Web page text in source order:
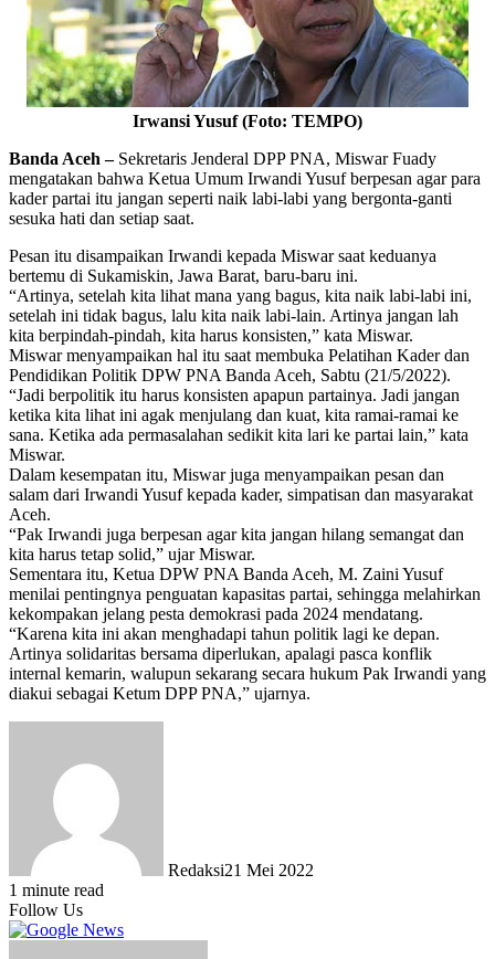
Irwansi Yusuf (Foto: TEMPO)
Banda Aceh – Sekretaris Jenderal DPP PNA, Miswar Fuady
mengatakan bahwa Ketua Umum Irwandi Yusuf berpesan agar para
kader partai itu jangan seperti naik labi-labi yang bergonta-ganti
sesuka hati dan setiap saat.
Pesan itu disampaikan Irwandi kepada Miswar saat keduanya
bertemu di Sukamiskin, Jawa Barat, baru-baru ini.
“Artinya, setelah kita lihat mana yang bagus, kita naik labi-labi ini,
setelah ini tidak bagus, lalu kita naik labi-lain. Artinya jangan lah
kita berpindah-pindah, kita harus konsisten,” kata Miswar.
Miswar menyampaikan hal itu saat membuka Pelatihan Kader dan
Pendidikan Politik DPW PNA Banda Aceh, Sabtu (21/5/2022).
“Jadi berpolitik itu harus konsisten apapun partainya. Jadi jangan
ketika kita lihat ini agak menjulang dan kuat, kita ramai-ramai ke
sana. Ketika ada permasalahan sedikit kita lari ke partai lain,” kata
Miswar.
Dalam kesempatan itu, Miswar juga menyampaikan pesan dan
salam dari Irwandi Yusuf kepada kader, simpatisan dan masyarakat
Aceh.
“Pak Irwandi juga berpesan agar kita jangan hilang semangat dan
kita harus tetap solid,” ujar Miswar.
Sementara itu, Ketua DPW PNA Banda Aceh, M. Zaini Yusuf
menilai pentingnya penguatan kapasitas partai, sehingga melahirkan
kekompakan jelang pesta demokrasi pada 2024 mendatang.
“Karena kita ini akan menghadapi tahun politik lagi ke depan.
Artinya solidaritas bersama diperlukan, apalagi pasca konflik
internal kemarin, walupun sekarang secara hukum Pak Irwandi yang
diakui sebagai Ketum DPP PNA,” ujarnya.
Redaksi21 Mei 2022
1 minute read
Follow Us